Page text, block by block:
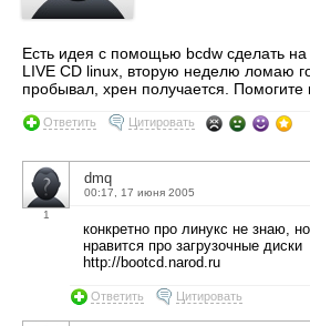
Есть идея с помощью bcdw сделать
LIVE CD linux, вторую неделю ломаю
пробывал, хрен получается. Помогите
Ответить Цитировать
1
dmq
00:17, 17 июня 2005
конкретно про линукс не знаю,
нравится про загрузочные диски
http://bootcd.narod.ru
Ответить Цитировать